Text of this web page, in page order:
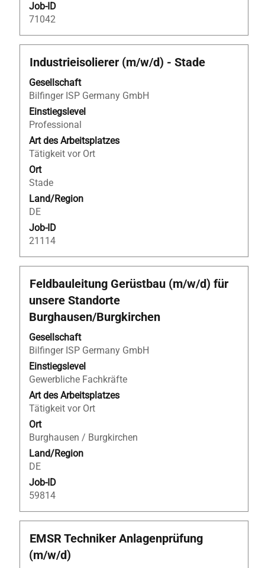
Job-ID
71042
Stellenbezeichnung
Industrieisolierer (m/w/d) - Stade
Gesellschaft
Bilfinger ISP Germany GmbH
Einstiegslevel
Professional
Art des Arbeitsplatzes
Tätigkeit vor Ort
Ort
Stade
Land/Region
DE
Job-ID
21114
Drücken
die
Leertaste,
um
die
Stelleninformationen
vollständig
anzuzeigen.
Stellenbezeichnung
Feldbauleitung Gerüstbau (m/w/d) für
unsere Standorte
Burghausen/Burgkirchen
Gesellschaft
Bilfinger ISP Germany GmbH
Einstiegslevel
Gewerbliche Fachkräfte
Art des Arbeitsplatzes
Tätigkeit vor Ort
Ort
Burghausen / Burgkirchen
Land/Region
DE
Job-ID
59814
Drücken
die
Leertaste,
um
die
Stelleninformationen
vollständig
anzuzeigen.
Stellenbezeichnung
EMSR Techniker Anlagenprüfung
(m/w/d)
Drücken
Sie
die